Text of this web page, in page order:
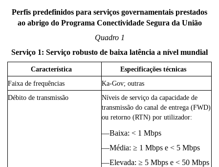
Perfis predefinidos para serviços governamentais prestados
ao abrigo do Programa Conectividade Segura da União
Quadro 1
Serviço 1: Serviço robusto de baixa latência a nível mundial
Característica
Especificações técnicas
Faixa de frequências
Ka-Gov; outras
Débito de transmissão
Níveis de serviço da capacidade de
transmissão do canal de entrega (FWD)
ou retorno (RTN) por utilizador:
—Baixa: < 1 Mbps
—Média: ≥ 1 Mbps e < 5 Mbps
—Elevada: ≥ 5 Mbps e < 50 Mbps